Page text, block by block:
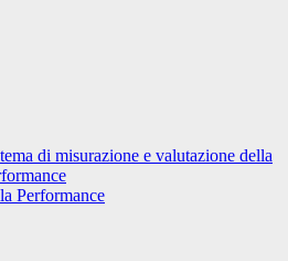
di misurazione e valutazione della
Performance